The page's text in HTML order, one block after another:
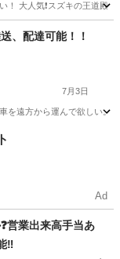
大人気❗️スズキの王道殿
、配達可能！！
7月3日
を遠方から運んで欲しい
Ad
営業出来高手当あ
‼️